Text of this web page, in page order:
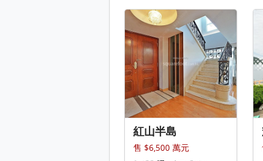
紅山半島
售 $6,500 萬元